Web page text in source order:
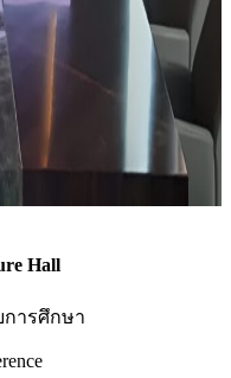
Hall
การศึกษา